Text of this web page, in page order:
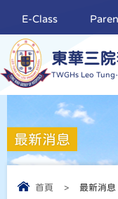
東華三
TWGHs Leo
E-Class
最新消息
首頁 > 最新消息